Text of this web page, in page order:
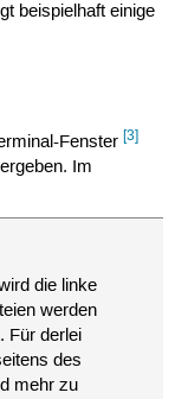
beispielhaft einige
Fenster [3]
Im
die linke
werden
Für derlei
des
mehr zu